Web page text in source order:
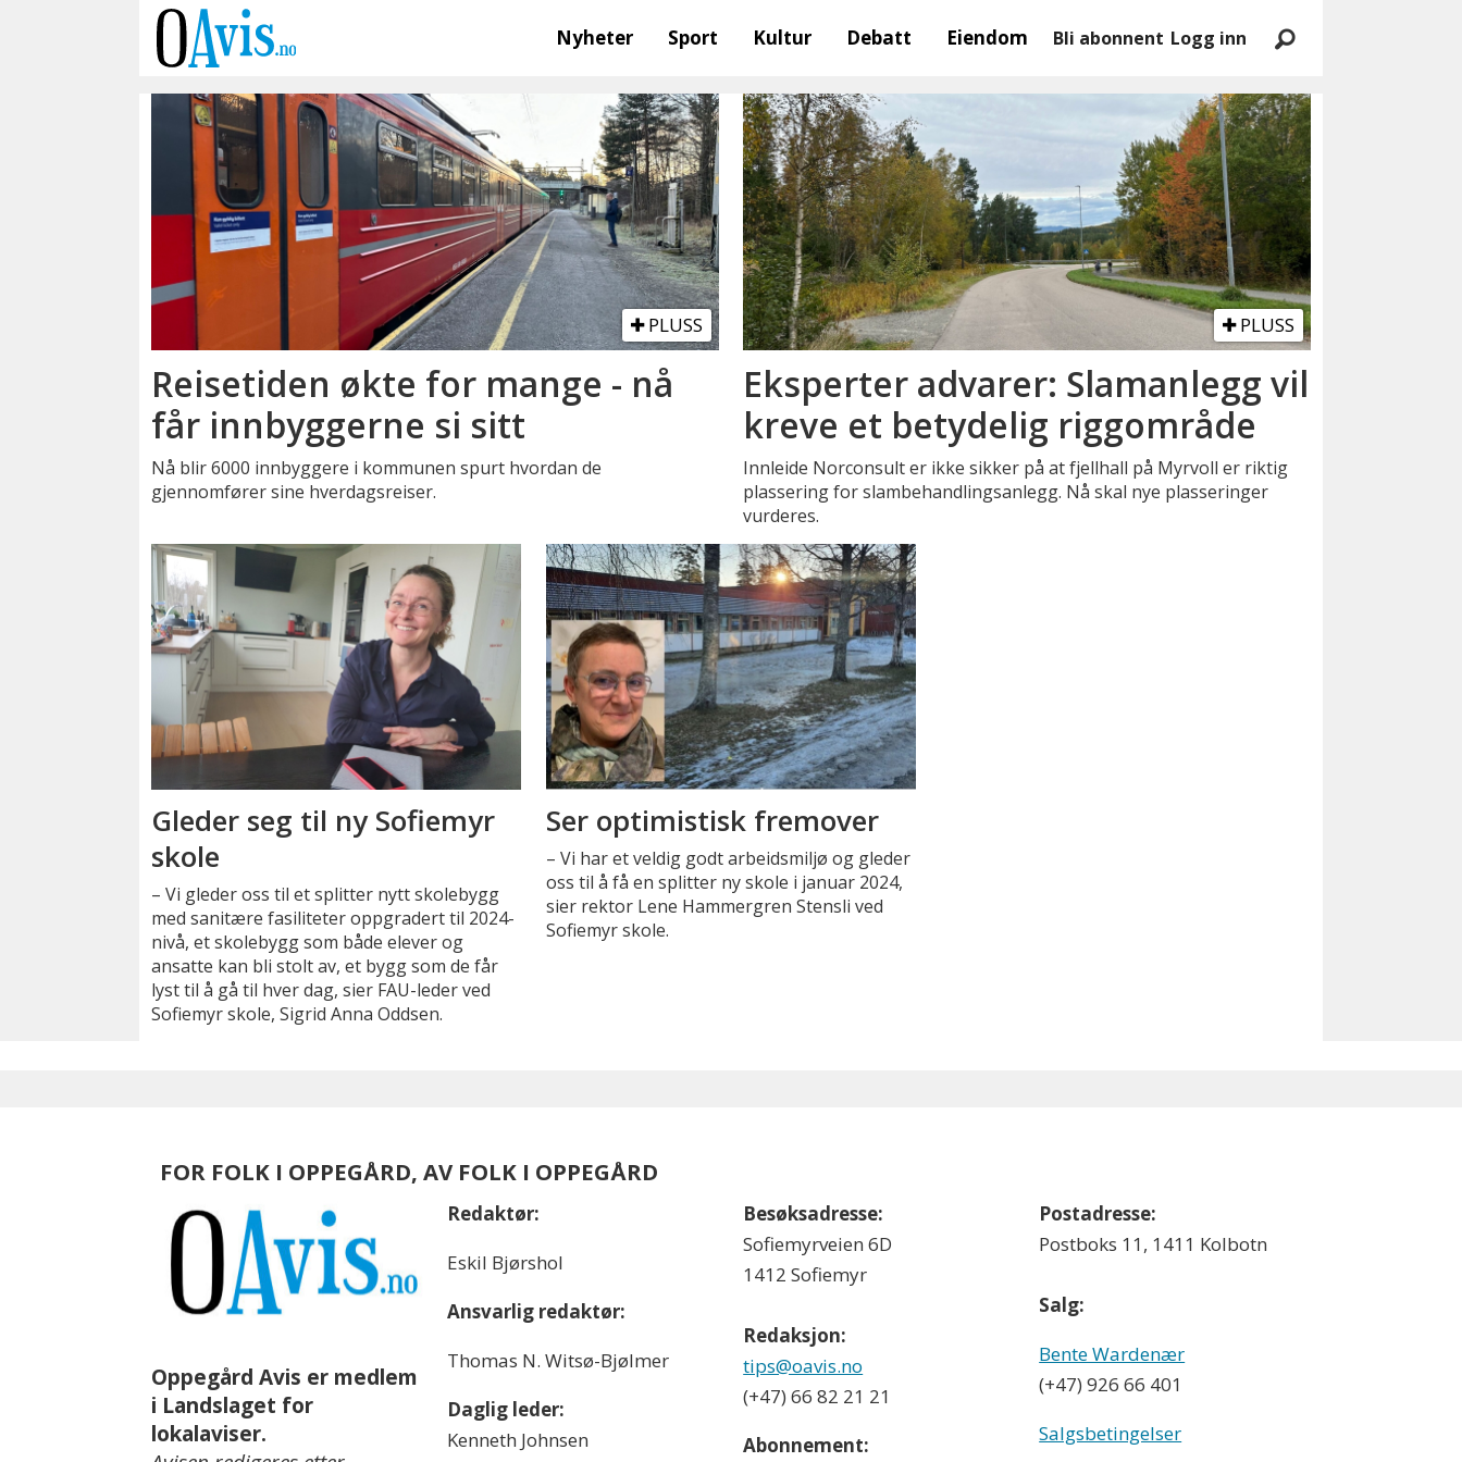
Nyheter Sport Kultur Debatt Eiendom Bli abonnent Logg inn
norconsult
PLUSS
Reisetiden økte for mange - nå
får innbyggerne si sitt
Nå blir 6000 innbyggere i kommunen spurt hvordan de
gjennomfører sine hverdagsreiser.
PLUSS
Eksperter advarer: Slamanlegg vil
kreve et betydelig riggområde
Innleide Norconsult er ikke sikker på at fjellhall på Myrvoll er riktig
plassering for slambehandlingsanlegg. Nå skal nye plasseringer
vurderes.
Gleder seg til ny Sofiemyr
skole
– Vi gleder oss til et splitter nytt skolebygg
med sanitære fasiliteter oppgradert til 2024-
nivå, et skolebygg som både elever og
ansatte kan bli stolt av, et bygg som de får
lyst til å gå til hver dag, sier FAU-leder ved
Sofiemyr skole, Sigrid Anna Oddsen.
Ser optimistisk fremover
– Vi har et veldig godt arbeidsmiljø og gleder
oss til å få en splitter ny skole i januar 2024,
sier rektor Lene Hammergren Stensli ved
Sofiemyr skole.
FOR FOLK I OPPEGÅRD, AV FOLK I OPPEGÅRD
Oppegård Avis er medlem
i Landslaget for
lokalaviser.
Redaktør:
Eskil Bjørshol
Ansvarlig redaktør:
Thomas N. Witsø-Bjølmer
Daglig leder:
Kenneth Johnsen
Besøksadresse:
Sofiemyrveien 6D
1412 Sofiemyr
Redaksjon:
tips@oavis.no
(+47) 66 82 21 21
Abonnement:
Postadresse:
Postboks 11, 1411 Kolbotn
Salg:
Bente Wardenær
(+47) 926 66 401
Salgsbetingelser